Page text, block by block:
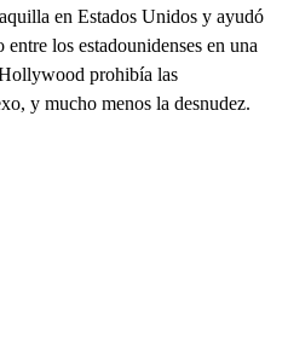
en Estados Unidos y ayudó
los estadounidenses en una
prohibía las
y mucho menos la desnudez.